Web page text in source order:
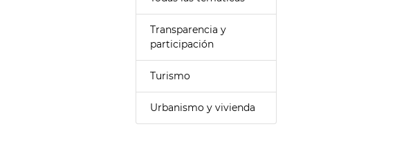
Transparencia y
participación
Turismo
Urbanismo y vivienda